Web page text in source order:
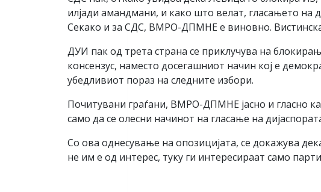
илјади амандмани, и како што велат, гласањето на
Секако и за СДС, ВМРО-ДПМНЕ е виновно.
ДУИ пак од трета страна се приклучува на
консензус, наместо досегашниот начин кој е
убедливиот пораз на следните избори.
Почитувани граѓани, ВМРО-ДПМНЕ јасно и гласно
само да се олесни начинот на гласање на
Со ова однесување на опозицијата, се докажува
не им е од интерес, туку ги интересираат само